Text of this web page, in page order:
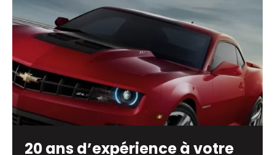
20 ans d’expérience à votre